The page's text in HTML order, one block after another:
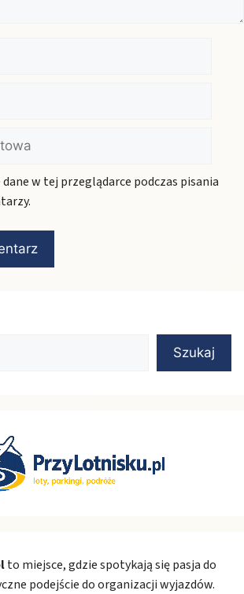
w tej przeglądarce podczas pisania
Szukaj
to miejsce, gdzie spotykają się pasja do
podejście do organizacji wyjazdów.